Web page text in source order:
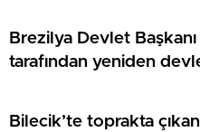
Brezilya Devlet
tarafından yeniden
Bilecik’te toprakta